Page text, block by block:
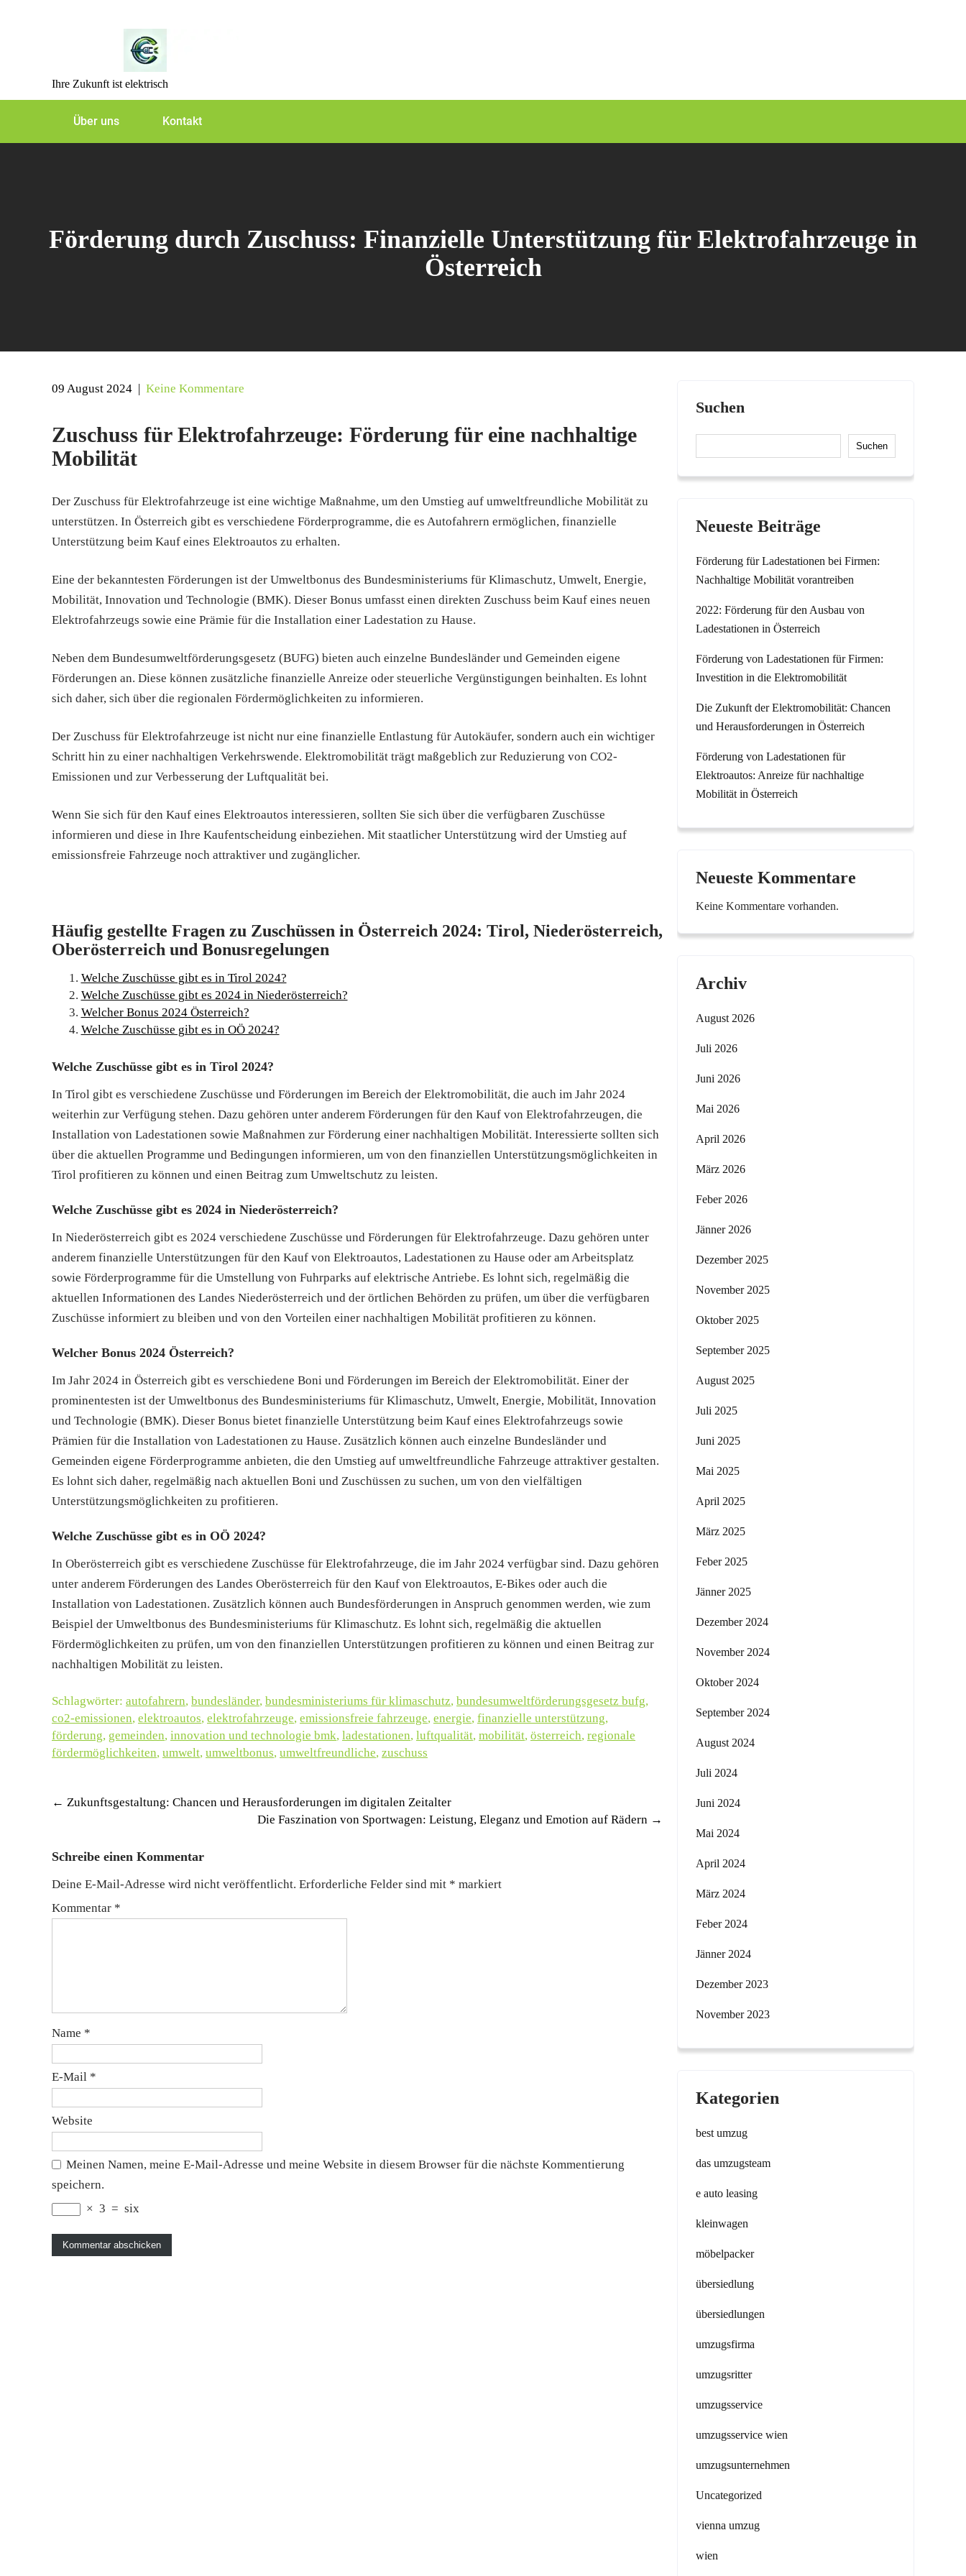
Ihre Zukunft ist elektrisch
Über uns Kontakt
Förderung durch Zuschuss: Finanzielle Unterstützung für Elektrofahrzeuge in
Österreich
09 August 2024 | Keine Kommentare
Zuschuss für Elektrofahrzeuge: Förderung für eine nachhaltige
Mobilität
Der Zuschuss für Elektrofahrzeuge ist eine wichtige Maßnahme, um den Umstieg auf umweltfreundliche Mobilität zu
unterstützen. In Österreich gibt es verschiedene Förderprogramme, die es Autofahrern ermöglichen, finanzielle
Unterstützung beim Kauf eines Elektroautos zu erhalten.
Eine der bekanntesten Förderungen ist der Umweltbonus des Bundesministeriums für Klimaschutz, Umwelt, Energie,
Mobilität, Innovation und Technologie (BMK). Dieser Bonus umfasst einen direkten Zuschuss beim Kauf eines neuen
Elektrofahrzeugs sowie eine Prämie für die Installation einer Ladestation zu Hause.
Neben dem Bundesumweltförderungsgesetz (BUFG) bieten auch einzelne Bundesländer und Gemeinden eigene
Förderungen an. Diese können zusätzliche finanzielle Anreize oder steuerliche Vergünstigungen beinhalten. Es lohnt
sich daher, sich über die regionalen Fördermöglichkeiten zu informieren.
Der Zuschuss für Elektrofahrzeuge ist nicht nur eine finanzielle Entlastung für Autokäufer, sondern auch ein wichtiger
Schritt hin zu einer nachhaltigen Verkehrswende. Elektromobilität trägt maßgeblich zur Reduzierung von CO2-
Emissionen und zur Verbesserung der Luftqualität bei.
Wenn Sie sich für den Kauf eines Elektroautos interessieren, sollten Sie sich über die verfügbaren Zuschüsse
informieren und diese in Ihre Kaufentscheidung einbeziehen. Mit staatlicher Unterstützung wird der Umstieg auf
emissionsfreie Fahrzeuge noch attraktiver und zugänglicher.
Häufig gestellte Fragen zu Zuschüssen in Österreich 2024: Tirol, Niederösterreich,
Oberösterreich und Bonusregelungen
Welche Zuschüsse gibt es in Tirol 2024?
Welche Zuschüsse gibt es 2024 in Niederösterreich?
Welcher Bonus 2024 Österreich?
Welche Zuschüsse gibt es in OÖ 2024?
Welche Zuschüsse gibt es in Tirol 2024?
In Tirol gibt es verschiedene Zuschüsse und Förderungen im Bereich der Elektromobilität, die auch im Jahr 2024
weiterhin zur Verfügung stehen. Dazu gehören unter anderem Förderungen für den Kauf von Elektrofahrzeugen, die
Installation von Ladestationen sowie Maßnahmen zur Förderung einer nachhaltigen Mobilität. Interessierte sollten sich
über die aktuellen Programme und Bedingungen informieren, um von den finanziellen Unterstützungsmöglichkeiten in
Tirol profitieren zu können und einen Beitrag zum Umweltschutz zu leisten.
Welche Zuschüsse gibt es 2024 in Niederösterreich?
In Niederösterreich gibt es 2024 verschiedene Zuschüsse und Förderungen für Elektrofahrzeuge. Dazu gehören unter
anderem finanzielle Unterstützungen für den Kauf von Elektroautos, Ladestationen zu Hause oder am Arbeitsplatz
sowie Förderprogramme für die Umstellung von Fuhrparks auf elektrische Antriebe. Es lohnt sich, regelmäßig die
aktuellen Informationen des Landes Niederösterreich und der örtlichen Behörden zu prüfen, um über die verfügbaren
Zuschüsse informiert zu bleiben und von den Vorteilen einer nachhaltigen Mobilität profitieren zu können.
Welcher Bonus 2024 Österreich?
Im Jahr 2024 in Österreich gibt es verschiedene Boni und Förderungen im Bereich der Elektromobilität. Einer der
prominentesten ist der Umweltbonus des Bundesministeriums für Klimaschutz, Umwelt, Energie, Mobilität, Innovation
und Technologie (BMK). Dieser Bonus bietet finanzielle Unterstützung beim Kauf eines Elektrofahrzeugs sowie
Prämien für die Installation von Ladestationen zu Hause. Zusätzlich können auch einzelne Bundesländer und
Gemeinden eigene Förderprogramme anbieten, die den Umstieg auf umweltfreundliche Fahrzeuge attraktiver gestalten.
Es lohnt sich daher, regelmäßig nach aktuellen Boni und Zuschüssen zu suchen, um von den vielfältigen
Unterstützungsmöglichkeiten zu profitieren.
Welche Zuschüsse gibt es in OÖ 2024?
In Oberösterreich gibt es verschiedene Zuschüsse für Elektrofahrzeuge, die im Jahr 2024 verfügbar sind. Dazu gehören
unter anderem Förderungen des Landes Oberösterreich für den Kauf von Elektroautos, E-Bikes oder auch die
Installation von Ladestationen. Zusätzlich können auch Bundesförderungen in Anspruch genommen werden, wie zum
Beispiel der Umweltbonus des Bundesministeriums für Klimaschutz. Es lohnt sich, regelmäßig die aktuellen
Fördermöglichkeiten zu prüfen, um von den finanziellen Unterstützungen profitieren zu können und einen Beitrag zur
nachhaltigen Mobilität zu leisten.
Schlagwörter: autofahrern, bundesländer, bundesministeriums für klimaschutz, bundesumweltförderungsgesetz bufg,
co2-emissionen, elektroautos, elektrofahrzeuge, emissionsfreie fahrzeuge, energie, finanzielle unterstützung,
förderung, gemeinden, innovation und technologie bmk, ladestationen, luftqualität, mobilität, österreich, regionale
fördermöglichkeiten, umwelt, umweltbonus, umweltfreundliche, zuschuss
Post
← Zukunftsgestaltung: Chancen und Herausforderungen im digitalen Zeitalter
Die Faszination von Sportwagen: Leistung, Eleganz und Emotion auf Rädern →
Schreibe einen Kommentar
Deine E-Mail-Adresse wird nicht veröffentlicht. Erforderliche Felder sind mit * markiert
Kommentar *
Name *
E-Mail *
Website
Meinen Namen, meine E-Mail-Adresse und meine Website in diesem Browser für die nächste Kommentierung
speichern.
× 3 = six
Suchen
Suchen
Neueste Beiträge
Förderung für Ladestationen bei Firmen:
Nachhaltige Mobilität vorantreiben
2022: Förderung für den Ausbau von
Ladestationen in Österreich
Förderung von Ladestationen für Firmen:
Investition in die Elektromobilität
Die Zukunft der Elektromobilität: Chancen
und Herausforderungen in Österreich
Förderung von Ladestationen für
Elektroautos: Anreize für nachhaltige
Mobilität in Österreich
Neueste Kommentare
Keine Kommentare vorhanden.
Archiv
August 2026
Juli 2026
Juni 2026
Mai 2026
April 2026
März 2026
Feber 2026
Jänner 2026
Dezember 2025
November 2025
Oktober 2025
September 2025
August 2025
Juli 2025
Juni 2025
Mai 2025
April 2025
März 2025
Feber 2025
Jänner 2025
Dezember 2024
November 2024
Oktober 2024
September 2024
August 2024
Juli 2024
Juni 2024
Mai 2024
April 2024
März 2024
Feber 2024
Jänner 2024
Dezember 2023
November 2023
Kategorien
best umzug
das umzugsteam
e auto leasing
kleinwagen
möbelpacker
übersiedlung
übersiedlungen
umzugsfirma
umzugsritter
umzugsservice
umzugsservice wien
umzugsunternehmen
Uncategorized
vienna umzug
wien